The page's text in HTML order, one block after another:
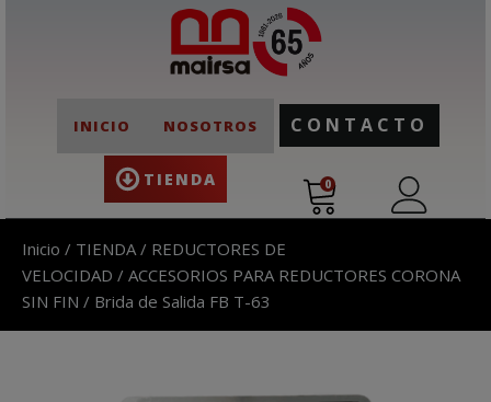
INICIO NOSOTROS
TIENDA
CONTACTO
0
Inicio / TIENDA / REDUCTORES DE
VELOCIDAD / ACCESORIOS PARA REDUCTORES CORONA
SIN FIN / Brida de Salida FB T-63